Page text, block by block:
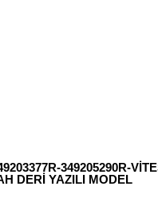
349205290R-
DERİ YAZILI MODEL